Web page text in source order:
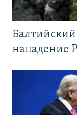
нападение